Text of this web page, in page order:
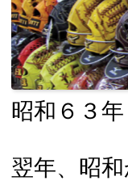
昭和６３
翌年、昭